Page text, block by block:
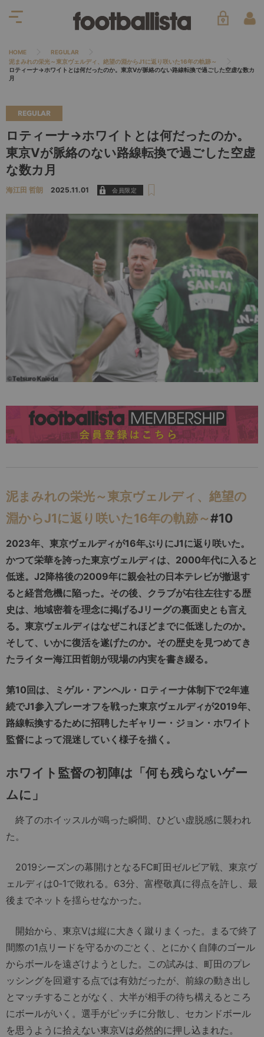
HOME
REGULAR
泥まみれの栄光～東京ヴェルディ、絶望の淵からJ1に返り咲いた16年の軌跡～
ロティーナ→ホワイトとは何だったのか。東京Vが脈絡のない路線転換で過ごした空虚な数カ
月
REGULAR
ロティーナ→ホワイトとは何だったのか。
東京Vが脈絡のない路線転換で過ごした空虚
な数カ月
海江田 哲朗 2025.11.01
泥まみれの栄光～東京ヴェルディ、絶望の
淵からJ1に返り咲いた16年の軌跡～#10
2023年、東京ヴェルディが16年ぶりにJ1に返り咲いた。
かつて栄華を誇った東京ヴェルディは、2000年代に入ると
低迷。J2降格後の2009年に親会社の日本テレビが撤退す
ると経営危機に陥った。その後、クラブが右往左往する歴
史は、地域密着を理念に掲げるJリーグの裏面史とも言え
る。東京ヴェルディはなぜこれほどまでに低迷したのか。
そして、いかに復活を遂げたのか。その歴史を見つめてき
たライター海江田哲朗が現場の内実を書き綴る。
第10回は、ミゲル・アンヘル・ロティーナ体制下で2年連
続でJ1参入プレーオフを戦った東京ヴェルディが2019年、
路線転換するために招聘したギャリー・ジョン・ホワイト
監督によって混迷していく様子を描く。
ホワイト監督の初陣は「何も残らないゲー
ムに」
終了のホイッスルが鳴った瞬間、ひどい虚脱感に襲われ
た。
2019シーズンの幕開けとなるFC町田ゼルビア戦、東京ヴ
ェルディは0‐1で敗れる。63分、富樫敬真に得点を許し、最
後までネットを揺らせなかった。
開始から、東京Vは縦に大きく蹴りまくった。まるで終了
間際の1点リードを守るかのごとく、とにかく自陣のゴール
からボールを遠ざけようとした。この試みは、町田のプレ
ッシングを回避する点では有効だったが、前線の動き出し
とマッチすることがなく、大半が相手の待ち構えるところ
にボールがいく。選手がピッチに分散し、セカンドボール
を思うように拾えない東京Vは必然的に押し込まれた。